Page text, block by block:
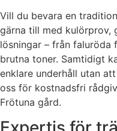
Vill du bevara en
gärna till med kulörprov,
lösningar – från faluröda
brutna toner. Samtidigt
enklare underhåll utan
oss för kostnadsfri
Frötuna gård.